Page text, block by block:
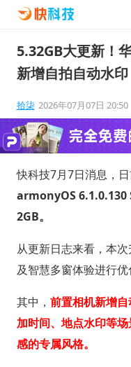
5.32GB大更新！
新增自拍自动水印
拾柒 2026年07月07日 20:50
快科技7月7日消息，日
armonyOS 6.1.0.130
2GB。
从更新日志来看，本
及智慧多窗体验进行优
其中， 前置相机新增
加时间、地点水印等
感的专属风格。